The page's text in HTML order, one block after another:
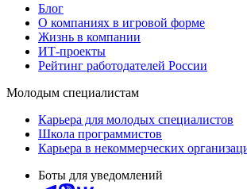
Блог
О компаниях в игровой форме
Жизнь в компании
ИТ-проекты
Рейтинг работодателей России
Молодым специалистам
Карьера для молодых специалистов
Школа программистов
Карьера в некоммерческих
Боты для уведомлений